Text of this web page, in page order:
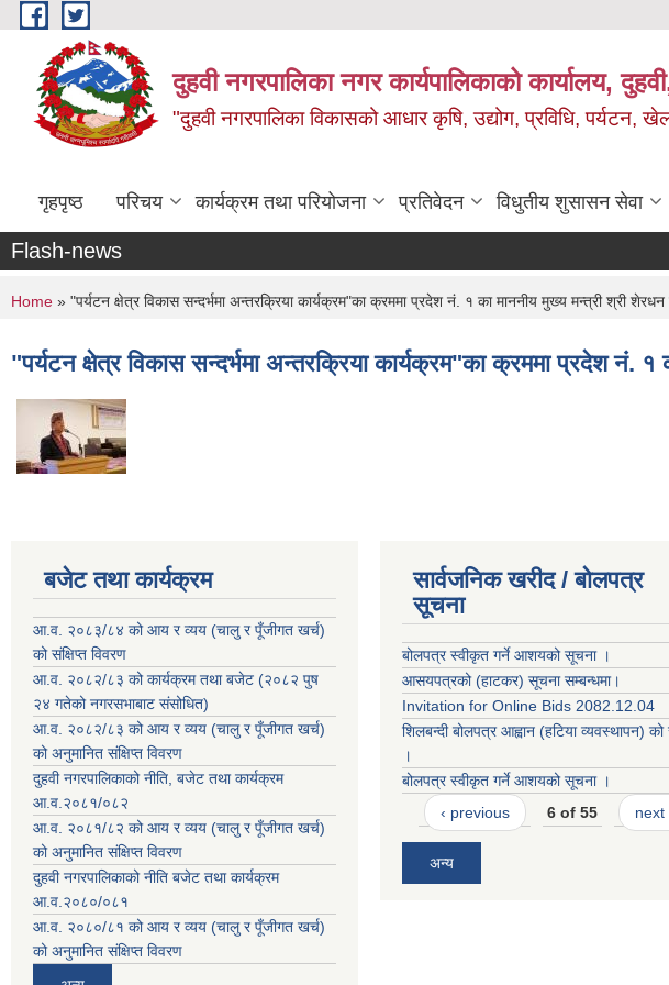
Skip to main content
दुहवी नगरपालिका नगर कार्यपालिकाको कार्यालय,
"दुहवी नगरपालिका विकासको आधार कृषि, उद्योग, प्रविधि, पर्यटन,
गृहपृष्ठ परिचय कार्यक्रम तथा परियोजना प्रतिवेदन विधुतीय शुसासन सेवा
Flash-news
You are here
Home » "पर्यटन क्षेत्र विकास सन्दर्भमा अन्तरक्रिया कार्यक्रम"का क्रममा प्रदेश नं‍. १ का माननीय मुख्य मन्त्री श्री शेरधन
"पर्यटन क्षेत्र विकास सन्दर्भमा अन्तरक्रिया कार्यक्रम"का क्रममा प्रदेश नं‍.
बजेट तथा कार्यक्रम
आ.व. २०८३/८४ को आय र व्यय (चालु र पूँजीगत खर्च)
को संक्षिप्त विवरण
आ.व. २०८२/८३ को कार्यक्रम तथा बजेट (२०८२ पुष
२४ गतेको नगरसभाबाट संसोधित)
आ.व. २०८२/८३ को आय र व्यय (चालु र पूँजीगत खर्च)
को अनुमानित संक्षिप्त विवरण
दुहवी नगरपालिकाको नीति, बजेट तथा कार्यक्रम
आ.व.२०८१/०८२
आ.व. २०८१/८२ को आय र व्यय (चालु र पूँजीगत खर्च)
को अनुमानित संक्षिप्त विवरण
दुहवी नगरपालिकाको नीति बजेट तथा कार्यक्रम
आ.व.२०८०/०८१
आ.व. २०८०/८१ को आय र व्यय (चालु र पूँजीगत खर्च)
को अनुमानित संक्षिप्त विवरण
सार्वजनिक खरीद / बोलपत्र
सूचना
बोलपत्र स्वीकृत गर्ने आशयको सूचना ।
आसयपत्रको (हाटकर) सूचना सम्बन्धमा।
Invitation for Online Bids 2082.12.04
शिलबन्दी बोलपत्र आह्वान (हटिया व्यवस्थापन)
।
बोलपत्र स्वीकृत गर्ने आशयको सूचना ।
‹ previous
6 of 55 next
अन्य